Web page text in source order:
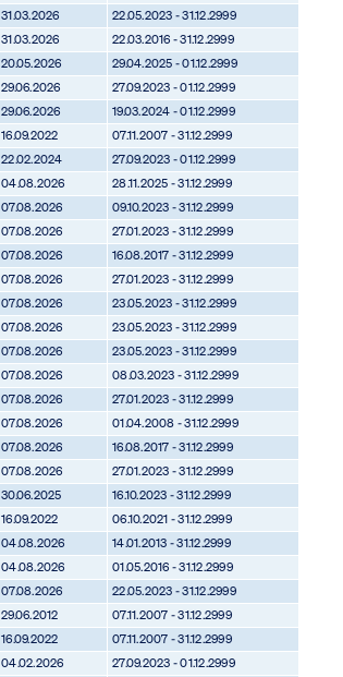
31.03.2026
22.05.2023 - 31.12.2999
31.03.2026
22.03.2016 - 31.12.2999
20.05.2026
29.04.2025 - 01.12.2999
29.06.2026
27.09.2023 - 01.12.2999
29.06.2026
19.03.2024 - 01.12.2999
16.09.2022
07.11.2007 - 31.12.2999
22.02.2024
27.09.2023 - 01.12.2999
04.08.2026
28.11.2025 - 31.12.2999
07.08.2026
09.10.2023 - 31.12.2999
07.08.2026
27.01.2023 - 31.12.2999
07.08.2026
16.08.2017 - 31.12.2999
07.08.2026
27.01.2023 - 31.12.2999
07.08.2026
23.05.2023 - 31.12.2999
07.08.2026
23.05.2023 - 31.12.2999
07.08.2026
23.05.2023 - 31.12.2999
07.08.2026
08.03.2023 - 31.12.2999
07.08.2026
27.01.2023 - 31.12.2999
07.08.2026
01.04.2008 - 31.12.2999
07.08.2026
16.08.2017 - 31.12.2999
07.08.2026
27.01.2023 - 31.12.2999
30.06.2025
16.10.2023 - 31.12.2999
16.09.2022
06.10.2021 - 31.12.2999
04.08.2026
14.01.2013 - 31.12.2999
04.08.2026
01.05.2016 - 31.12.2999
07.08.2026
22.05.2023 - 31.12.2999
29.06.2012
07.11.2007 - 31.12.2999
16.09.2022
07.11.2007 - 31.12.2999
04.02.2026
27.09.2023 - 01.12.2999